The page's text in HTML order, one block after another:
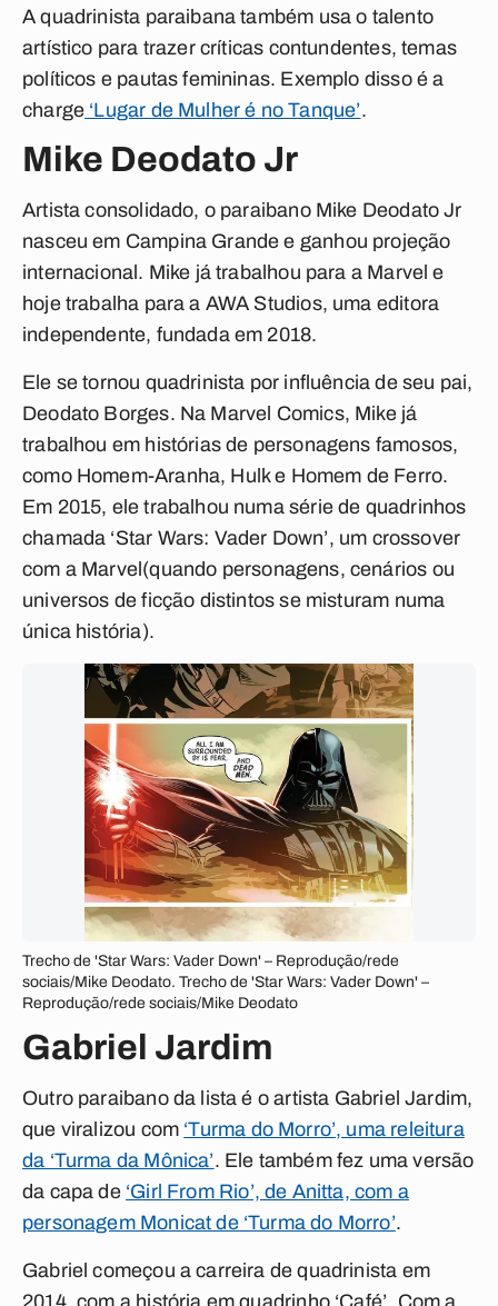
A quadrinista paraibana também usa o talento
artístico para trazer críticas contundentes, temas
políticos e pautas femininas. Exemplo disso é a
charge ‘Lugar de Mulher é no Tanque’.
Mike Deodato Jr
Artista consolidado, o paraibano Mike Deodato Jr
nasceu em Campina Grande e ganhou projeção
internacional. Mike já trabalhou para a Marvel e
hoje trabalha para a AWA Studios, uma editora
independente, fundada em 2018.
Ele se tornou quadrinista por influência de seu pai,
Deodato Borges. Na Marvel Comics, Mike já
trabalhou em histórias de personagens famosos,
como Homem-Aranha, Hulk e Homem de Ferro.
Em 2015, ele trabalhou numa série de quadrinhos
chamada ‘Star Wars: Vader Down’, um crossover
com a Marvel (quando personagens, cenários ou
universos de ficção distintos se misturam numa
única história).
Trecho de 'Star Wars: Vader Down' – Reprodução/rede
sociais/Mike Deodato. Trecho de 'Star Wars: Vader Down' –
Reprodução/rede sociais/Mike Deodato
Gabriel Jardim
Outro paraibano da lista é o artista Gabriel Jardim,
que viralizou com ‘Turma do Morro’, uma releitura
da ‘Turma da Mônica’. Ele também fez uma versão
da capa de ‘Girl From Rio’, de Anitta, com a
personagem Monicat de ‘Turma do Morro’.
Gabriel começou a carreira de quadrinista em
2014, com a história em quadrinho ‘Café’. Com a